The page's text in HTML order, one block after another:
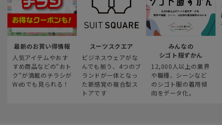
最新のお買い得情報
人気アイテムやおす
すめ商品などの“おト
ク“が満載のチラシが
Webでも見られる！
スーツスクエア
ビジネスウェアがな
んでも揃う、4つのブ
ランドが一体となっ
た新感覚の複合型ス
トアです
みんなの
シゴト服ずかん
12,000人以上の業界
や職種、シーンなど
のシゴト服の着用傾
向をデータ化。